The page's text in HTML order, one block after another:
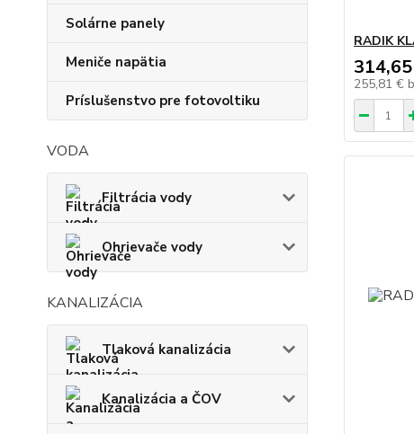
Solárne panely
Meniče napätia
Príslušenstvo pre fotovoltiku
VODA
Filtrácia vody
Ohrievače vody
KANALIZÁCIA
Tlaková kanalizácia
Kanalizácia a ČOV
RADIK
255,81 €